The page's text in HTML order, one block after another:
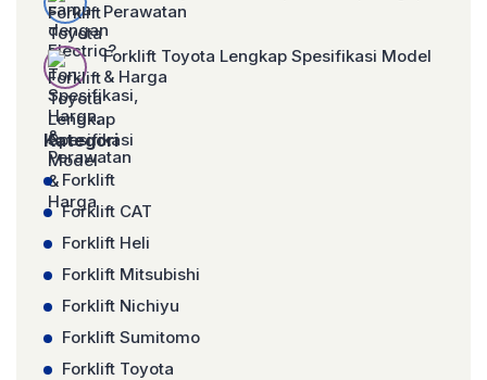
Perawatan
Forklift Toyota Lengkap Spesifikasi Model
& Harga
Kategori
Forklift
Forklift CAT
Forklift Heli
Forklift Mitsubishi
Forklift Nichiyu
Forklift Sumitomo
Forklift Toyota